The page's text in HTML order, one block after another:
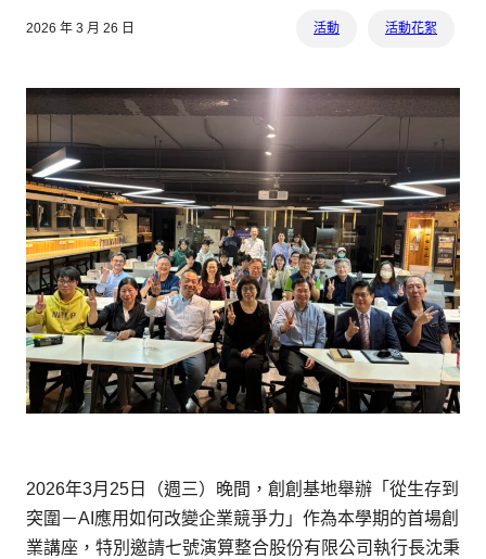
2026 年 3 月 26 日 活動 活動花絮
2026年3月25日（週三）晚間，創創基地舉辦「從生存到
突圍－AI應用如何改變企業競爭力」作為本學期的首場創
業講座，特別邀請七號演算整合股份有限公司執行長沈秉